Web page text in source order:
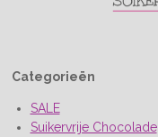
Categorieën
SALE
Suikervrije Chocolade